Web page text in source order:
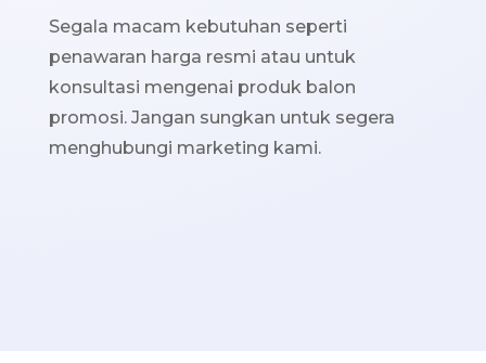
Segala macam kebutuhan seperti
penawaran harga resmi atau untuk
konsultasi mengenai produk balon
promosi. Jangan sungkan untuk segera
menghubungi marketing kami.